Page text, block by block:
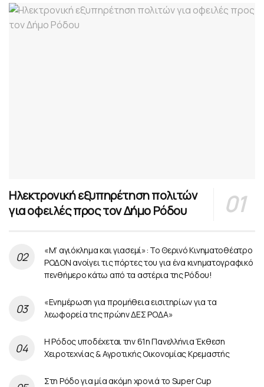
Ηλεκτρονική εξυπηρέτηση πολιτών
για οφειλές προς τον Δήμο Ρόδου
«Μ’ αγιόκλημα και γιασεμί»: Το Θερινό Κινηματοθέατρο
ΡΟΔΟΝ ανοίγει τις πόρτες του για ένα κινηματογραφικό
πενθήμερο κάτω από τα αστέρια της Ρόδου!
«Ενημέρωση για προμήθεια εισιτηρίων για τα
λεωφορεία της πρώην ΔΕΣ ΡΟΔΑ»
Η Ρόδος υποδέχεται την 61η Πανελλήνια Έκθεση
Χειροτεχνίας & Αγροτικής Οικονομίας Κρεμαστής
Στη Ρόδο για μία ακόμη χρονιά το Super Cup